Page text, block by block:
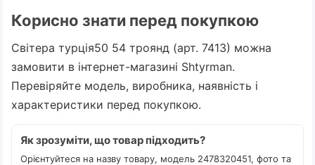
Корисно знати перед покупкою
Світера турція50 54 троянд (арт. 7413) можна
замовити в інтернет-магазині Shtyrman.
Перевіряйте модель, виробника, наявність і
характеристики перед покупкою.
Як зрозуміти, що товар підходить?
Орієнтуйтеся на назву товару, модель 2478320451, фото та